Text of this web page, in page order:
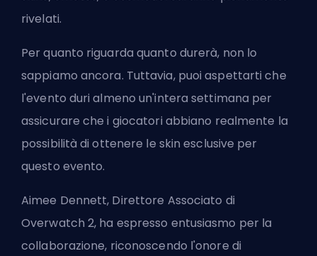
rivelati.
Per quanto riguarda quanto durerà, non lo
sappiamo ancora. Tuttavia, puoi aspettarti che
l'evento duri almeno un'intera settimana per
assicurare che i giocatori abbiano realmente la
possibilità di ottenere le skin esclusive per
questo evento.
Aimee Dennett, Direttore Associato di
Overwatch 2, ha espresso entusiasmo per la
collaborazione, riconoscendo l'onore di